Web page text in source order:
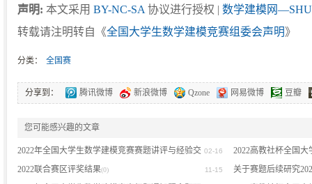
声明: 本文采用 BY-NC-SA 协议进行授权 | 数学建模网
转载请注明转自《全国大学生数学建模竞赛组委会声明》
分类： 全国赛
分享到： 腾讯微博 新浪微博 Qzone 网易微博 豆瓣
您可能感兴趣的文章
02-16
2022年全国大学生数学建模竞赛赛题讲评与经验交
流会通知(0)
2022高教社杯全国
11-15
2022联合赛区评奖结果(0) 关于赛题后续研究